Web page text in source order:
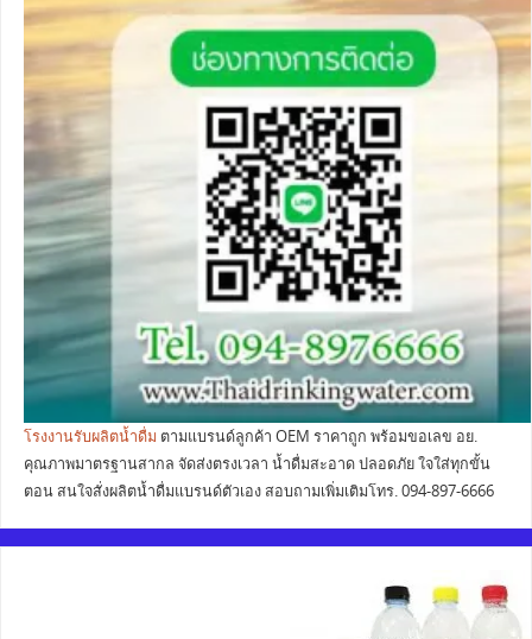
โรงงานรับผลิตน้ำดื่ม ตามแบรนด์ลูกค้า OEM ราคาถูก พร้อมขอเลข อย.
คุณภาพมาตรฐานสากล จัดส่งตรงเวลา น้ำดื่มสะอาด ปลอดภัย ใจใส่ทุกขั้น
ตอน สนใจสั่งผลิตน้ำดื่มแบรนด์ตัวเอง สอบถามเพิ่มเติมโทร. 094-897-6666